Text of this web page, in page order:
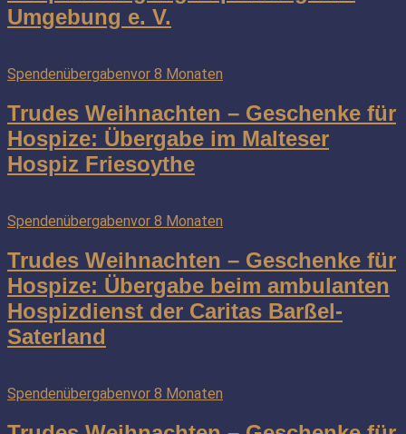
Umgebung e. V.
Spendenübergabenvor 8 Monaten
Trudes Weihnachten – Geschenke für
Hospize: Übergabe im Malteser
Hospiz Friesoythe
Spendenübergabenvor 8 Monaten
Trudes Weihnachten – Geschenke für
Hospize: Übergabe beim ambulanten
Hospizdienst der Caritas Barßel-
Saterland
Spendenübergabenvor 8 Monaten